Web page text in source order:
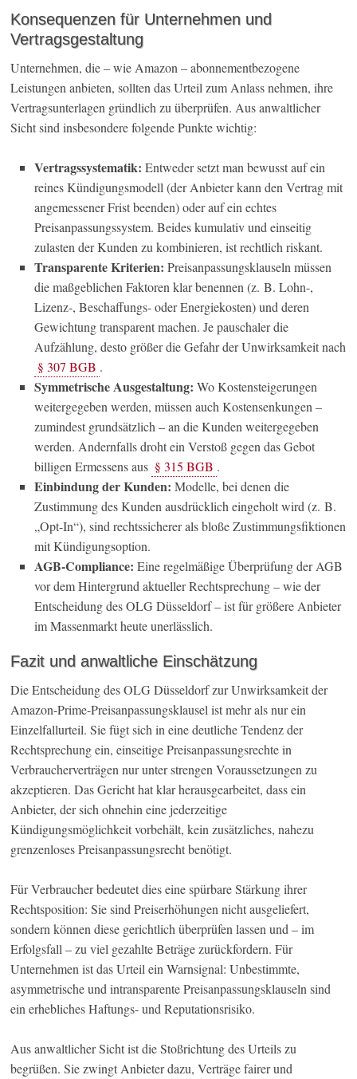
Konsequenzen für Unternehmen und
Vertragsgestaltung
Unternehmen, die – wie Amazon – abonnementbezogene
Leistungen anbieten, sollten das Urteil zum Anlass nehmen, ihre
Vertragsunterlagen gründlich zu überprüfen. Aus anwaltlicher
Sicht sind insbesondere folgende Punkte wichtig:
Vertragssystematik: Entweder setzt man bewusst auf ein
reines Kündigungsmodell (der Anbieter kann den Vertrag mit
angemessener Frist beenden) oder auf ein echtes
Preisanpassungssystem. Beides kumulativ und einseitig
zulasten der Kunden zu kombinieren, ist rechtlich riskant.
Transparente Kriterien: Preisanpassungsklauseln müssen
die maßgeblichen Faktoren klar benennen (z. B. Lohn-,
Lizenz-, Beschaffungs- oder Energiekosten) und deren
Gewichtung transparent machen. Je pauschaler die
Aufzählung, desto größer die Gefahr der Unwirksamkeit nach
§ 307 BGB .
Symmetrische Ausgestaltung: Wo Kostensteigerungen
weitergegeben werden, müssen auch Kostensenkungen –
zumindest grundsätzlich – an die Kunden weitergegeben
werden. Andernfalls droht ein Verstoß gegen das Gebot
billigen Ermessens aus § 315 BGB .
Einbindung der Kunden: Modelle, bei denen die
Zustimmung des Kunden ausdrücklich eingeholt wird (z. B.
„Opt-In“), sind rechtssicherer als bloße Zustimmungsfiktionen
mit Kündigungsoption.
AGB-Compliance: Eine regelmäßige Überprüfung der AGB
vor dem Hintergrund aktueller Rechtsprechung – wie der
Entscheidung des OLG Düsseldorf – ist für größere Anbieter
im Massenmarkt heute unerlässlich.
Fazit und anwaltliche Einschätzung
Die Entscheidung des OLG Düsseldorf zur Unwirksamkeit der
Amazon-Prime-Preisanpassungsklausel ist mehr als nur ein
Einzelfallurteil. Sie fügt sich in eine deutliche Tendenz der
Rechtsprechung ein, einseitige Preisanpassungsrechte in
Verbraucherverträgen nur unter strengen Voraussetzungen zu
akzeptieren. Das Gericht hat klar herausgearbeitet, dass ein
Anbieter, der sich ohnehin eine jederzeitige
Kündigungsmöglichkeit vorbehält, kein zusätzliches, nahezu
grenzenloses Preisanpassungsrecht benötigt.
Für Verbraucher bedeutet dies eine spürbare Stärkung ihrer
Rechtsposition: Sie sind Preiserhöhungen nicht ausgeliefert,
sondern können diese gerichtlich überprüfen lassen und – im
Erfolgsfall – zu viel gezahlte Beträge zurückfordern. Für
Unternehmen ist das Urteil ein Warnsignal: Unbestimmte,
asymmetrische und intransparente Preisanpassungsklauseln sind
ein erhebliches Haftungs- und Reputationsrisiko.
Aus anwaltlicher Sicht ist die Stoßrichtung des Urteils zu
begrüßen. Sie zwingt Anbieter dazu, Verträge fairer und